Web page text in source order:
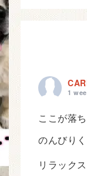
1
ここが落
のんびり
リラック